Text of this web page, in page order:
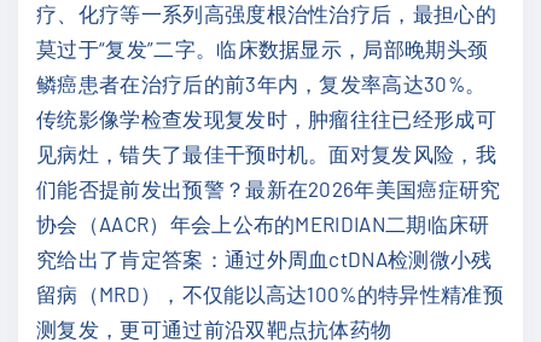
疗、化疗等一系列高强度根治性治疗后，最担心的
莫过于“复发”二字。临床数据显示，局部晚期头颈
鳞癌患者在治疗后的前3年内，复发率高达30%。
传统影像学检查发现复发时，肿瘤往往已经形成可
见病灶，错失了最佳干预时机。面对复发风险，我
们能否提前发出预警？最新在2026年美国癌症研究
协会（AACR）年会上公布的MERIDIAN二期临床研
究给出了肯定答案：通过外周血ctDNA检测微小残
留病（MRD），不仅能以高达100%的特异性精准预
测复发，更可通过前沿双靶点抗体药物